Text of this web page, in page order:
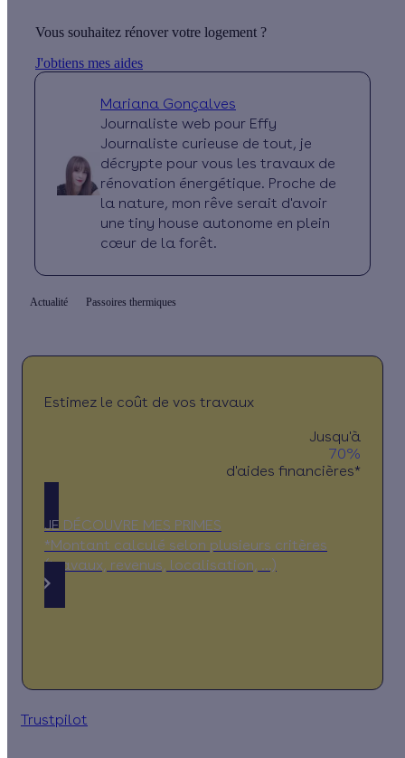
Vous souhaitez rénover votre logement ?
J'obtiens mes aides
Mariana Gonçalves
Journaliste web pour Effy
Journaliste curieuse de tout, je
décrypte pour vous les travaux de
rénovation énergétique. Proche de
la nature, mon rêve serait d'avoir
une tiny house autonome en plein
cœur de la forêt.
Actualité Passoires thermiques
Estimez le coût de vos travaux
Jusqu'à
70%
d'aides financières*
JE DÉCOUVRE MES PRIMES
*Montant calculé selon plusieurs critères
(travaux, revenus, localisation, …)
Trustpilot